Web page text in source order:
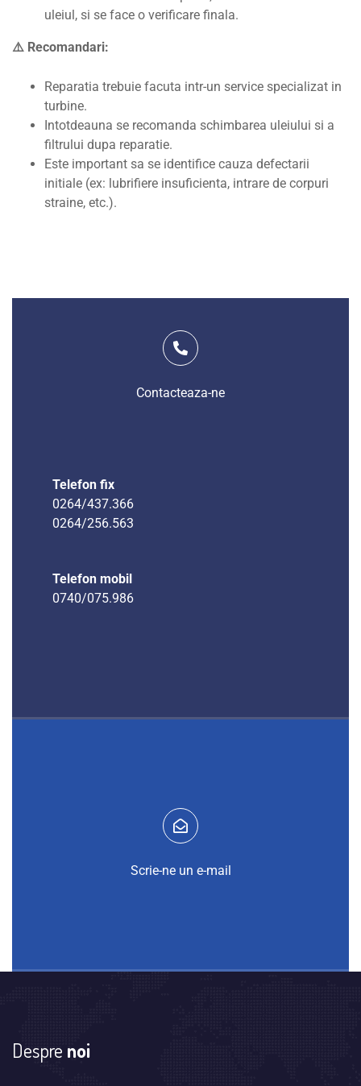
uleiul, si se face o verificare finala.
⚠️ Recomandari:
Reparatia trebuie facuta intr-un service specializat in
turbine.
Intotdeauna se recomanda schimbarea uleiului si a
filtrului dupa reparatie.
Este important sa se identifice cauza defectarii
initiale (ex: lubrifiere insuficienta, intrare de corpuri
straine, etc.).
Contacteaza-ne
Telefon fix
0264/437.366
0264/256.563
Telefon mobil
0740/075.986
Scrie-ne un e-mail
Despre noi